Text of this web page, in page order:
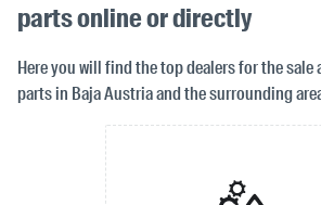
parts online or directly
Here you will find the top dealers for the sale
parts in Baja Austria and the surrounding